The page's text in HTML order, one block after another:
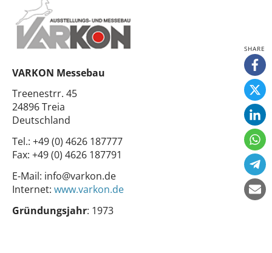
VARKON Messebau
Treenestrr. 45
24896 Treia
Deutschland
Tel.: +49 (0) 4626 187777
Fax: +49 (0) 4626 187791
E-Mail: info@varkon.de
Internet: www.varkon.de
Gründungsjahr: 1973